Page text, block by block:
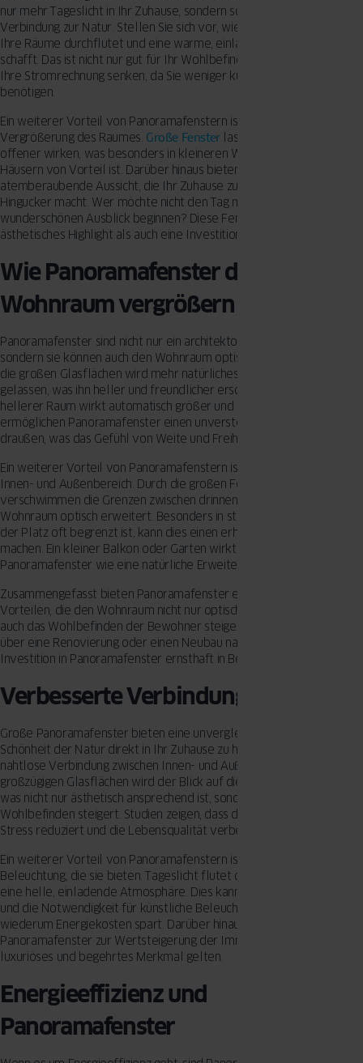
nur mehr Tageslicht in Ihr Zuhause, sondern schaffen auch eine
Verbindung zur Natur. Stellen Sie sich vor, wie das natürliche Licht
Ihre Räume durchflutet und eine warme, einladende Atmosphäre
schafft. Das ist nicht nur gut für Ihr Wohlbefinden, sondern kann auch
Ihre Stromrechnung senken, da Sie weniger künstliches Licht
benötigen.
Ein weiterer Vorteil von Panoramafenstern ist die optische
Vergrößerung des Raumes. Große Fensterlassen Räume größer und
offener wirken, was besonders in kleineren Wohnungen oder
Häusern von Vorteil ist. Darüber hinaus bieten sie eine
atemberaubende Aussicht, die Ihr Zuhause zu einem echten
Hingucker macht. Wer möchte nicht den Tag mit einem
wunderschönen Ausblick beginnen? Diese Fenster sind sowohl ein
ästhetisches Highlight als auch eine Investition in Ihre Lebensqualität.
Wie Panoramafenster den
Wohnraum vergrößern
Panoramafenster sind nicht nur ein architektonischer Hingucker,
sondern sie können auch den Wohnraum optisch vergrößern. Durch
die großen Glasflächen wird mehr natürliches Licht in den Raum
gelassen, was ihn heller und freundlicher erscheinen lässt. Ein
hellerer Raum wirkt automatisch größer und offener. Zudem
ermöglichen Panoramafenster einen unverstellten Blick nach
draußen, was das Gefühl von Weite und Freiheit verstärkt.
Ein weiterer Vorteil von Panoramafenstern ist die Verbindung von
Innen- und Außenbereich. Durch die großen Fensterfronten
verschwimmen die Grenzen zwischen drinnen und draußen, was den
Wohnraum optisch erweitert. Besonders in städtischen Gebieten, wo
der Platz oft begrenzt ist, kann dies einen erheblichen Unterschied
machen. Ein kleiner Balkon oder Garten wirkt durch ein
Panoramafenster wie eine natürliche Erweiterung des Wohnraums.
Zusammengefasst bieten Panoramafenster eine Vielzahl von
Vorteilen, die den Wohnraum nicht nur optisch vergrößern, sondern
auch das Wohlbefinden der Bewohner steigern können. Wer also
über eine Renovierung oder einen Neubau nachdenkt, sollte die
Investition in Panoramafenster ernsthaft in Betracht ziehen.
Verbesserte Verbindung zur Natur
Große Panoramafenster bieten eine unvergleichliche Möglichkeit, die
Schönheit der Natur direkt in Ihr Zuhause zu holen. Sie schaffen eine
nahtlose Verbindung zwischen Innen- und Außenbereich. Durch die
großzügigen Glasflächen wird der Blick auf die Umgebung maximiert,
was nicht nur ästhetisch ansprechend ist, sondern auch das
Wohlbefinden steigert. Studien zeigen, dass der Blick auf die Natur
Stress reduziert und die Lebensqualität verbessert.
Ein weiterer Vorteil von Panoramafenstern ist die natürliche
Beleuchtung, die sie bieten. Tageslicht flutet den Raum und schafft
eine helle, einladende Atmosphäre. Dies kann die Stimmung heben
und die Notwendigkeit für künstliche Beleuchtung reduzieren, was
wiederum Energiekosten spart. Darüber hinaus tragen
Panoramafenster zur Wertsteigerung der Immobilie bei, da sie als
luxuriöses und begehrtes Merkmal gelten.
Energieeffizienz und
Panoramafenster